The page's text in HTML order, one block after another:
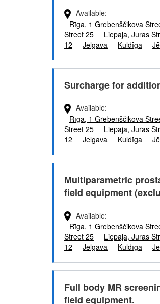
Available
Rīga, 1 Grebenščikova
Street 25
Liepaja, Juras
12
Jelgava Kuldīga
Surcharge for
Available
Rīga, 1 Grebenščikova
Street 25
Liepaja, Juras
12
Jelgava Kuldīga
Multiparametric
field equipment
Available
Rīga, 1 Grebenščikova
Street 25
Liepaja, Juras
12
Jelgava Kuldīga
Full body MR
field equipment.